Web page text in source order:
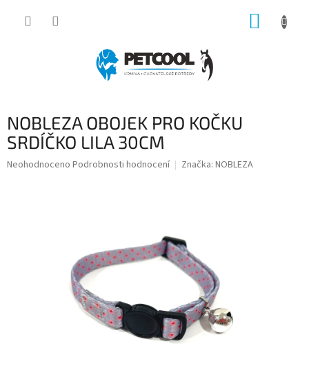
NOBLEZA OBOJEK PRO KOČKU
SRDÍČKO LILA 30CM
Průměrné
Neohodnoceno Podrobnosti hodnocení Značka: NOBLEZA